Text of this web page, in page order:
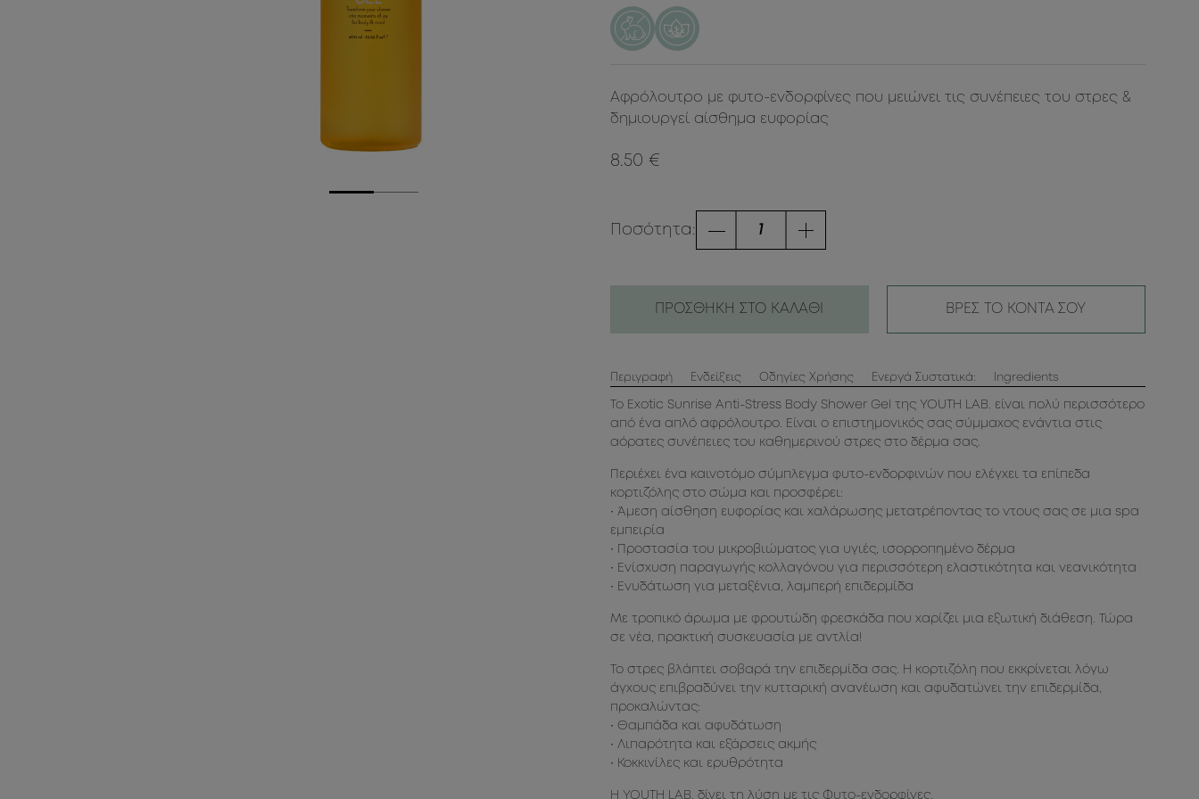
Αφρόλουτρο με φυτο-ενδορφίνες που μειώνει τις συνέπειες του στρες &
δημιουργεί αίσθημα ευφορίας
8.50 €
Ποσότητα:
ΠΡΟΣΘΗΚΗ ΣΤΟ ΚΑΛΑΘΙ ΒΡΕΣ ΤΟ ΚΟΝΤΑ ΣΟΥ
Περιγραφή Ενδείξεις Οδηγίες Χρήσης Ενεργά Συστατικά: Ingredients
Το Exotic Sunrise Anti-Stress Body Shower Gel της YOUTH LAB. είναι πολύ περισσότερο
από ένα απλό αφρόλουτρο. Είναι ο επιστημονικός σας σύμμαχος ενάντια στις
αόρατες συνέπειες του καθημερινού στρες στο δέρμα σας.
Περιέχει ένα καινοτόμο σύμπλεγμα φυτο-ενδορφινών που ελέγχει τα επίπεδα
κορτιζόλης στο σώμα και προσφέρει:
• Άμεση αίσθηση ευφορίας και χαλάρωσης μετατρέποντας το ντους σας σε μια spa
εμπειρία
• Προστασία του μικροβιώματος για υγιές, ισορροπημένο δέρμα
• Ενίσχυση παραγωγής κολλαγόνου για περισσότερη ελαστικότητα και νεανικότητα
• Ενυδάτωση για μεταξένια, λαμπερή επιδερμίδα
Με τροπικό άρωμα με φρουτώδη φρεσκάδα που χαρίζει μια εξωτική διάθεση. Τώρα
σε νέα, πρακτική συσκευασία με αντλία!
Το στρες βλάπτει σοβαρά την επιδερμίδα σας. Η κορτιζόλη που εκκρίνεται λόγω
άγχους επιβραδύνει την κυτταρική ανανέωση και αφυδατώνει την επιδερμίδα,
προκαλώντας:
• Θαμπάδα και αφυδάτωση
• Λιπαρότητα και εξάρσεις ακμής
• Κοκκινίλες και ερυθρότητα
Η YOUTH LAB. δίνει τη λύση με τις Φυτο-ενδορφίνες.